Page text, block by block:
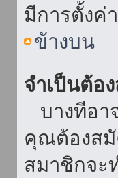
มีการตั้งค่
ข้างบน
จำเป็นต้อ
บางทีอา
คุณต้องสมั
สมาชิกจะ